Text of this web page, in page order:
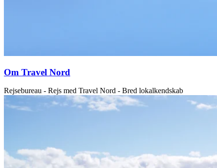
Om Travel Nord
Rejsebureau - Rejs med Travel Nord - Bred lokalkendskab